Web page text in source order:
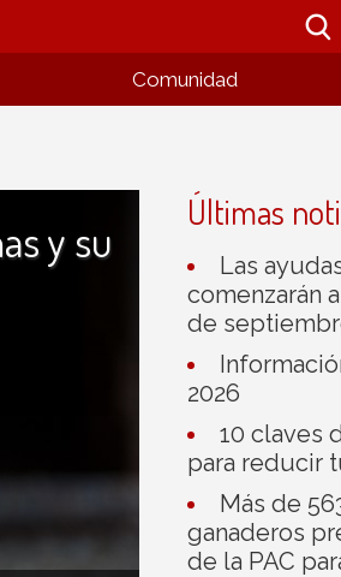
Comunidad
y su
Últimas
Las
comenzarán
de
2026
10 claves
para reducir
Más de
ganaderos
de la PAC